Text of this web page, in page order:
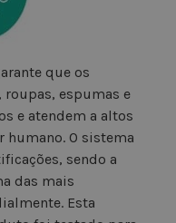
que os
espumas e
e atendem a altos
humano. O sistema
sendo a
das mais
Esta